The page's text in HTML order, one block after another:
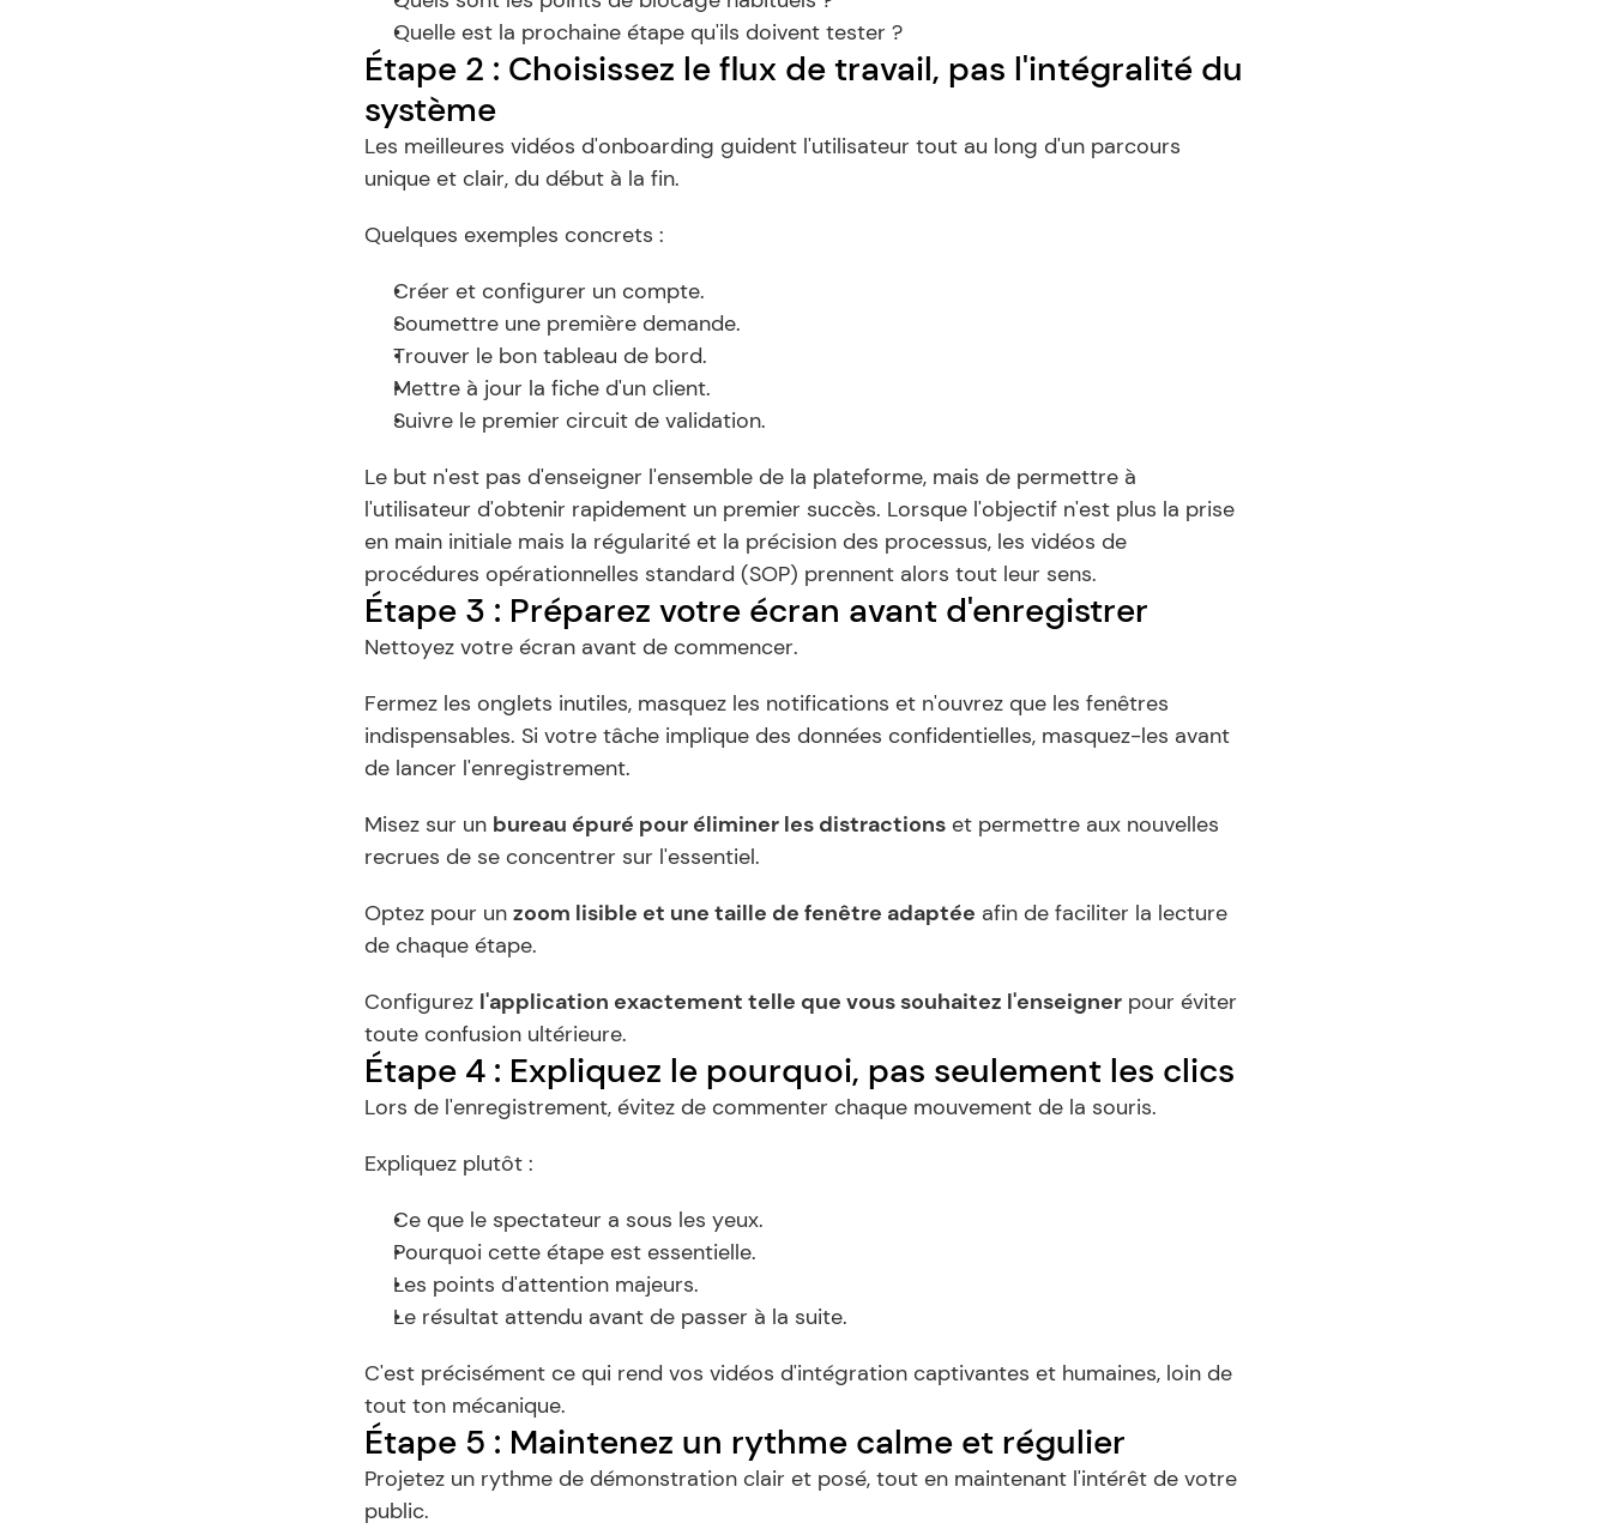
Quelle est la prochaine étape qu'ils doivent tester ?
Étape 2 : Choisissez le flux de travail, pas l'intégralité du
système
Les meilleures vidéos d'onboarding guident l'utilisateur tout au long d'un parcours
unique et clair, du début à la fin.
Quelques exemples concrets :
Créer et configurer un compte.
Soumettre une première demande.
Trouver le bon tableau de bord.
Mettre à jour la fiche d'un client.
Suivre le premier circuit de validation.
Le but n'est pas d'enseigner l'ensemble de la plateforme, mais de permettre à
l'utilisateur d'obtenir rapidement un premier succès. Lorsque l'objectif n'est plus la prise
en main initiale mais la régularité et la précision des processus, les vidéos de
procédures opérationnelles standard (SOP) prennent alors tout leur sens.
Étape 3 : Préparez votre écran avant d'enregistrer
Nettoyez votre écran avant de commencer.
Fermez les onglets inutiles, masquez les notifications et n'ouvrez que les fenêtres
indispensables. Si votre tâche implique des données confidentielles, masquez-les avant
de lancer l'enregistrement.
Misez sur un bureau épuré pour éliminer les distractions et permettre aux nouvelles
recrues de se concentrer sur l'essentiel.
Optez pour un zoom lisible et une taille de fenêtre adaptée afin de faciliter la lecture
de chaque étape.
Configurez l'application exactement telle que vous souhaitez l'enseigner pour éviter
toute confusion ultérieure.
Étape 4 : Expliquez le pourquoi, pas seulement les clics
Lors de l'enregistrement, évitez de commenter chaque mouvement de la souris.
Expliquez plutôt :
Ce que le spectateur a sous les yeux.
Pourquoi cette étape est essentielle.
Les points d'attention majeurs.
Le résultat attendu avant de passer à la suite.
C'est précisément ce qui rend vos vidéos d'intégration captivantes et humaines, loin de
tout ton mécanique.
Étape 5 : Maintenez un rythme calme et régulier
Projetez un rythme de démonstration clair et posé, tout en maintenant l'intérêt de votre
public.